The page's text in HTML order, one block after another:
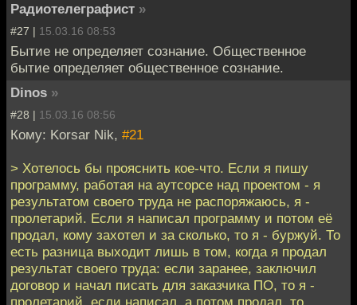
Радиотелеграфист »
#27 | 15.03.16 08:53
Бытие не определяет сознание. Общественное
бытие определяет общественное сознание.
Dinos »
#28 | 15.03.16 08:56
Кому: Korsar Nik, #21
> Хотелось бы прояснить кое-что. Если я пишу
программу, работая на аутсорсе над проектом - я
результатом своего труда не распоряжаюсь, я -
пролетарий. Если я написал программу и потом её
продал, кому захотел и за сколько, то я - буржуй. То
есть разница выходит лишь в том, когда я продал
результат своего труда: если заранее, заключил
договор и начал писать для заказчика ПО, то я -